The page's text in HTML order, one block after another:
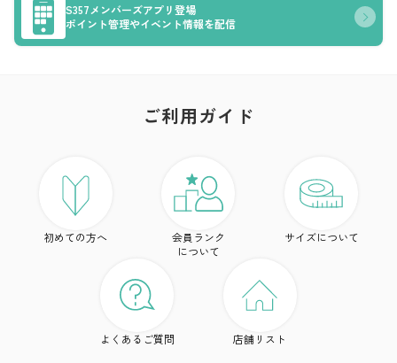
S357メンバーズアプリ登場
ポイント管理やイベント情報を配信
ご利用ガイド
初めての方へ
会員ランク
について
サイズについて
よくあるご質問 店舗リスト